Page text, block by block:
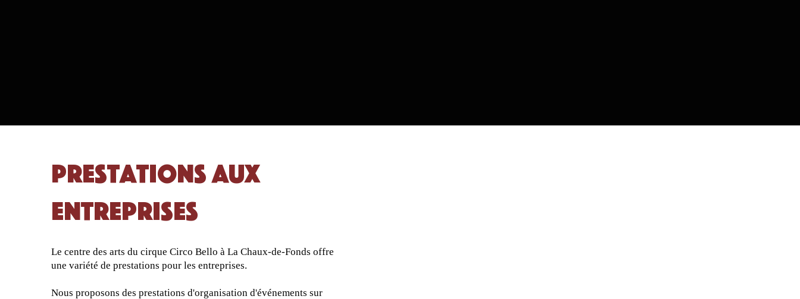
Prestations aux
entreprises
Le centre des arts du cirque Circo Bello à La Chaux-de-Fonds offre
une variété de prestations pour les entreprises.
Nous proposons des prestations d'organisation d'événements sur